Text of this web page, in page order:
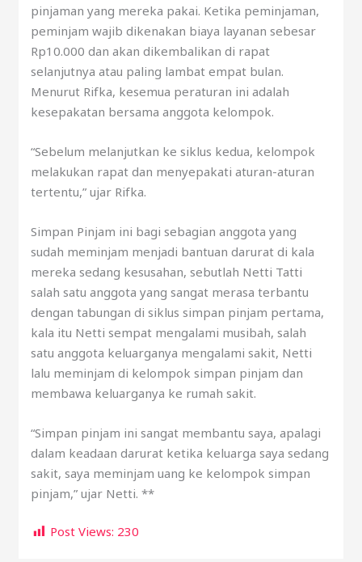
pinjaman yang mereka pakai. Ketika peminjaman,
peminjam wajib dikenakan biaya layanan sebesar
Rp10.000 dan akan dikembalikan di rapat
selanjutnya atau paling lambat empat bulan.
Menurut Rifka, kesemua peraturan ini adalah
kesepakatan bersama anggota kelompok.
“Sebelum melanjutkan ke siklus kedua, kelompok
melakukan rapat dan menyepakati aturan-aturan
tertentu,” ujar Rifka.
Simpan Pinjam ini bagi sebagian anggota yang
sudah meminjam menjadi bantuan darurat di kala
mereka sedang kesusahan, sebutlah Netti Tatti
salah satu anggota yang sangat merasa terbantu
dengan tabungan di siklus simpan pinjam pertama,
kala itu Netti sempat mengalami musibah, salah
satu anggota keluarganya mengalami sakit, Netti
lalu meminjam di kelompok simpan pinjam dan
membawa keluarganya ke rumah sakit.
“Simpan pinjam ini sangat membantu saya, apalagi
dalam keadaan darurat ketika keluarga saya sedang
sakit, saya meminjam uang ke kelompok simpan
pinjam,” ujar Netti. **
Post Views: 230